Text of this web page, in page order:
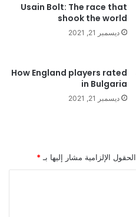
Usain Bolt: The race that
shook the world
ديسمبر 21, 2021
How England players rated
in Bulgaria
ديسمبر 21, 2021
الحقول الإلزامية مشار إليها بـ *